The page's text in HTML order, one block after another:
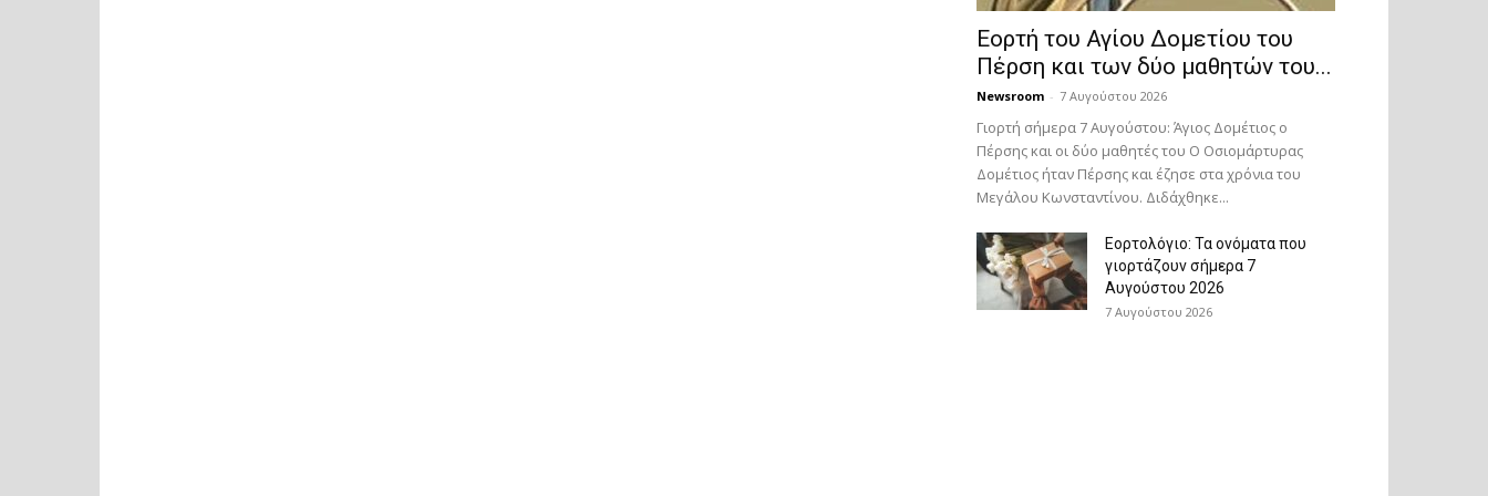
Εορτή του Αγίου Δομετίου του
Πέρση και των δύο μαθητών του...
Newsroom - 7 Αυγούστου 2026
Γιορτή σήμερα 7 Αυγούστου: Άγιος Δομέτιος ο
Πέρσης και οι δύο μαθητές του Ο Oσιομάρτυρας
Δομέτιος ήταν Πέρσης και έζησε στα χρόνια του
Μεγάλου Κωνσταντίνου. Διδάχθηκε...
Εορτολόγιο: Τα ονόματα που
γιορτάζουν σήμερα 7
Αυγούστου 2026
7 Αυγούστου 2026